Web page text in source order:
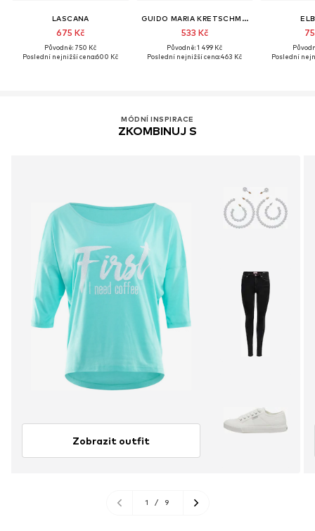
LASCANA
675 Kč
Původně: 750 Kč
Poslední nejnižší cena:600 Kč
GUIDO MARIA KRETSCHMER WOMEN
533 Kč
Původně: 1 499 Kč
Poslední nejnižší cena:463 Kč
Poslední
MÓDNÍ INSPIRACE
ZKOMBINUJ S
Zobrazit outfit
1 / 9